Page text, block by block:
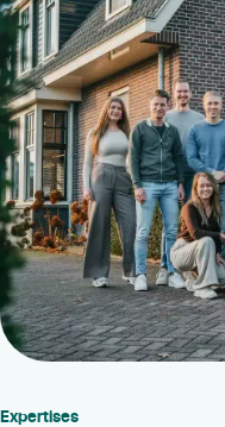
Expertises